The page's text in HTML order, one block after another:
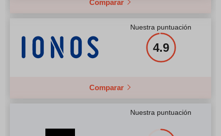
Comparar
Nuestra puntuación
4.9
Comparar
Nuestra puntuación